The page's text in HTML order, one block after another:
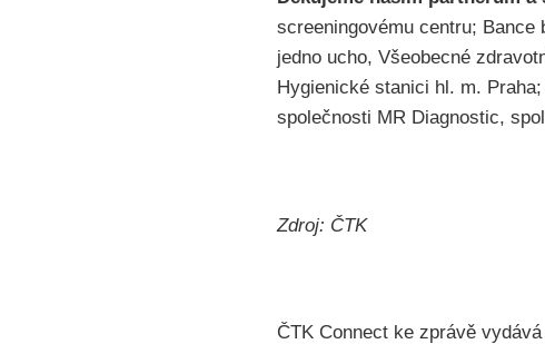
screeningovému centru;
jedno ucho, Všeobecné
Hygienické stanici hl. m.
společnosti MR Diagnostic,
Zdroj: ČTK
ČTK Connect ke zprávě